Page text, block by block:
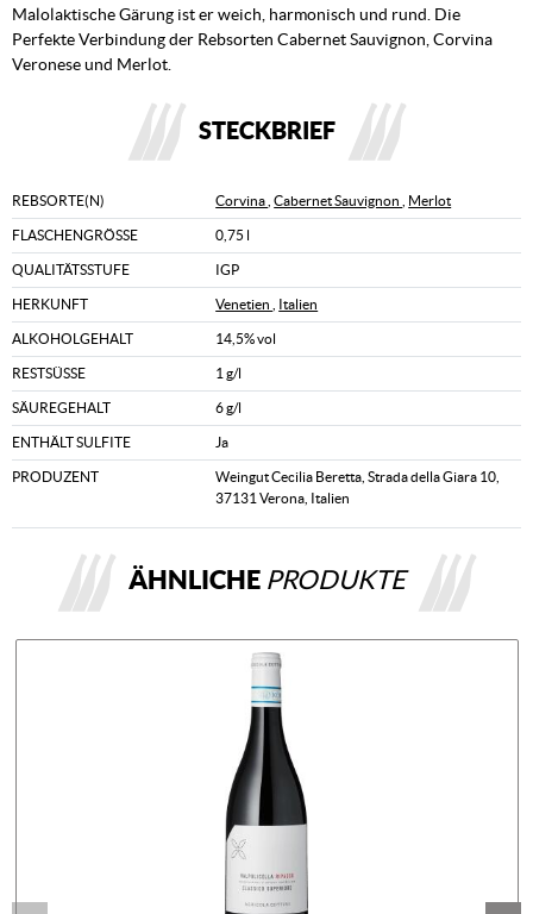
Malolaktische Gärung ist er weich, harmonisch und rund. Die
Perfekte Verbindung der Rebsorten Cabernet Sauvignon, Corvina
Veronese und Merlot.
STECKBRIEF
REBSORTE(N) Corvina ,Cabernet Sauvignon Merlot
FLASCHENGRÖSSE 0,75 l
QUALITÄTSSTUFE IGP
HERKUNFT Venetien Italien
ALKOHOLGEHALT 14,5% vol
RESTSÜSSE 1 g/l
SÄUREGEHALT 6 g/l
ENTHÄLT SULFITE Ja
PRODUZENT
Weingut Cecilia Beretta, Strada della Giara 10,
37131 Verona, Italien
ÄHNLICHE PRODUKTE